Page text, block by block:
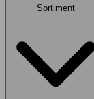
Sortiment